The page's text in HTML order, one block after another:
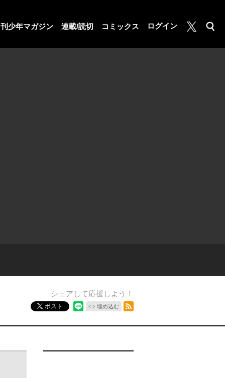
少年マガジン 連載/読切 コミックス ログイン
月マガ基地
検索
シェアして応援しよう！
ポスト 埋め込む